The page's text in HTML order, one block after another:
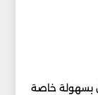
بسهولة خاصة